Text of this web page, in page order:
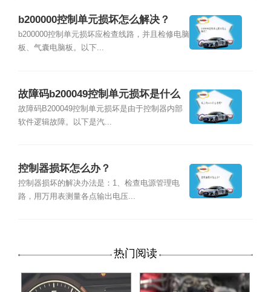
b200000控制单元损坏怎么解决？
b200000控制单元损坏应检查线路，并且检修电脑
板、气囊电脑板。以下...
故障码b200049控制单元损坏是什么
原因？
故障码B200049控制单元损坏是由于控制器内部
软件逻辑故障。以下是汽...
控制器损坏怎么办？
控制器损坏的解决办法是：1、检查电源管理电
路，用万用表测量各点输出电压...
热门阅读